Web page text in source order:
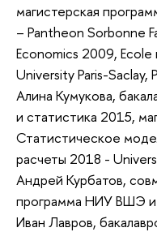
магистерская
– Pantheon Sorbonne
Economics 2009, Ecole
University Paris-Saclay,
Алина Кумукова,
и статистика 2015,
Статистическое
расчеты 2018 -
Андрей Курбатов,
программа НИУ ВШЭ
Иван Лавров,